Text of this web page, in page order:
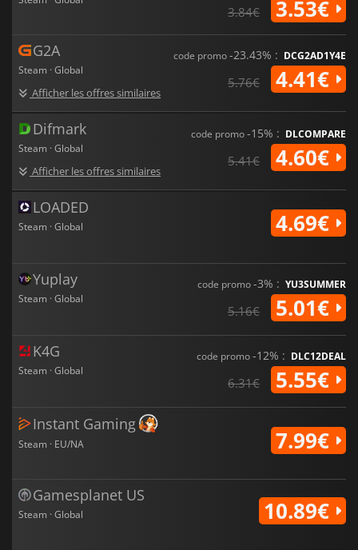
3.84€ 3.53€
G2A
Steam · Global
Afficher les offres similaires
code promo-23.43% : DCG2AD1Y4E
5.76€ 4.41€
Difmark
Steam · Global
Afficher les offres similaires
code promo-15% : DLCOMPARE
5.41€ 4.60€
LOADED
Steam · Global 4.69€
Yuplay
Steam · Global
code promo-3% : YU3SUMMER
5.16€ 5.01€
K4G
Steam · Global
code promo-12% : DLC12DEAL
6.31€ 5.55€
Instant Gaming
Steam · EU/NA 7.99€
Gamesplanet US
Steam · Global 10.89€